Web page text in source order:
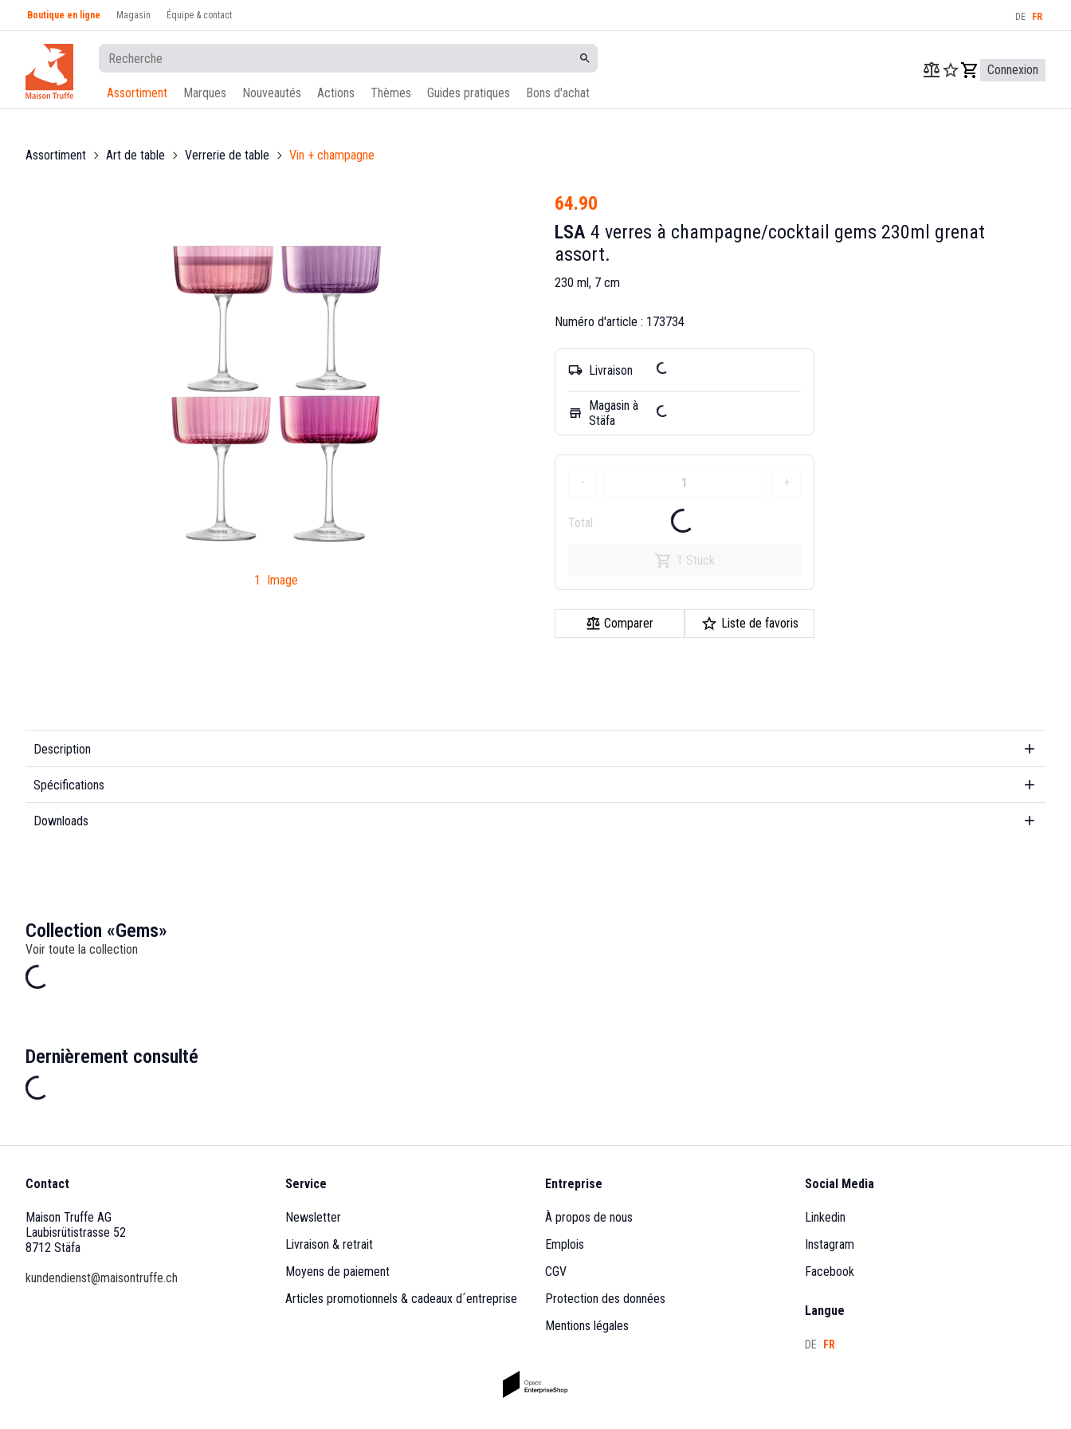
Boutique en ligne Magasin Équipe & contact DE FR
Assortiment Marques Nouveautés Actions Thèmes Guides pratiques Bons d'achat
Connexion
Assortiment Art de table Verrerie de table Vin + champagne
1 Image
64.90
LSA 4 verres à champagne/cocktail gems 230ml grenat
assort.
230 ml, 7 cm
Numéro d'article : 173734
local_shipping Livraison
store
Magasin à
Stäfa
- +
Total
1 Stück
Comparer Liste de favoris
Description
Spécifications
Downloads
Collection «Gems»
Voir toute la collection
Dernièrement consulté
Contact
Maison Truffe AG
Laubisrütistrasse 52
8712 Stäfa
kundendienst@maisontruffe.ch
Service
Newsletter
Livraison & retrait
Moyens de paiement
Articles promotionnels & cadeaux d´entreprise
Entreprise
À propos de nous
Emplois
CGV
Protection des données
Mentions légales
Social Media
Linkedin
Instagram
Facebook
Langue
DE FR